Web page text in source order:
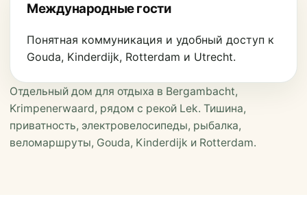
Международные гости
Понятная коммуникация и удобный доступ к
Gouda, Kinderdijk, Rotterdam и Utrecht.
Отдельный дом для отдыха в Bergambacht,
Krimpenerwaard, рядом с рекой Lek. Тишина,
приватность, электровелосипеды, рыбалка,
веломаршруты, Gouda, Kinderdijk и Rotterdam.